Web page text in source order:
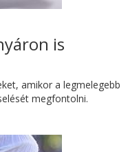
is
amikor a legmelegebb
megfontolni.